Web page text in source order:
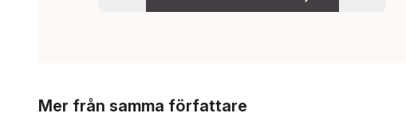
Mer från samma författare